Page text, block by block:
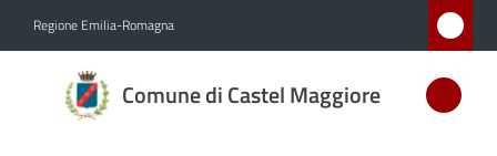
Regione Emilia-Romagna
Comune di Castel Maggiore
Comune
di Castel